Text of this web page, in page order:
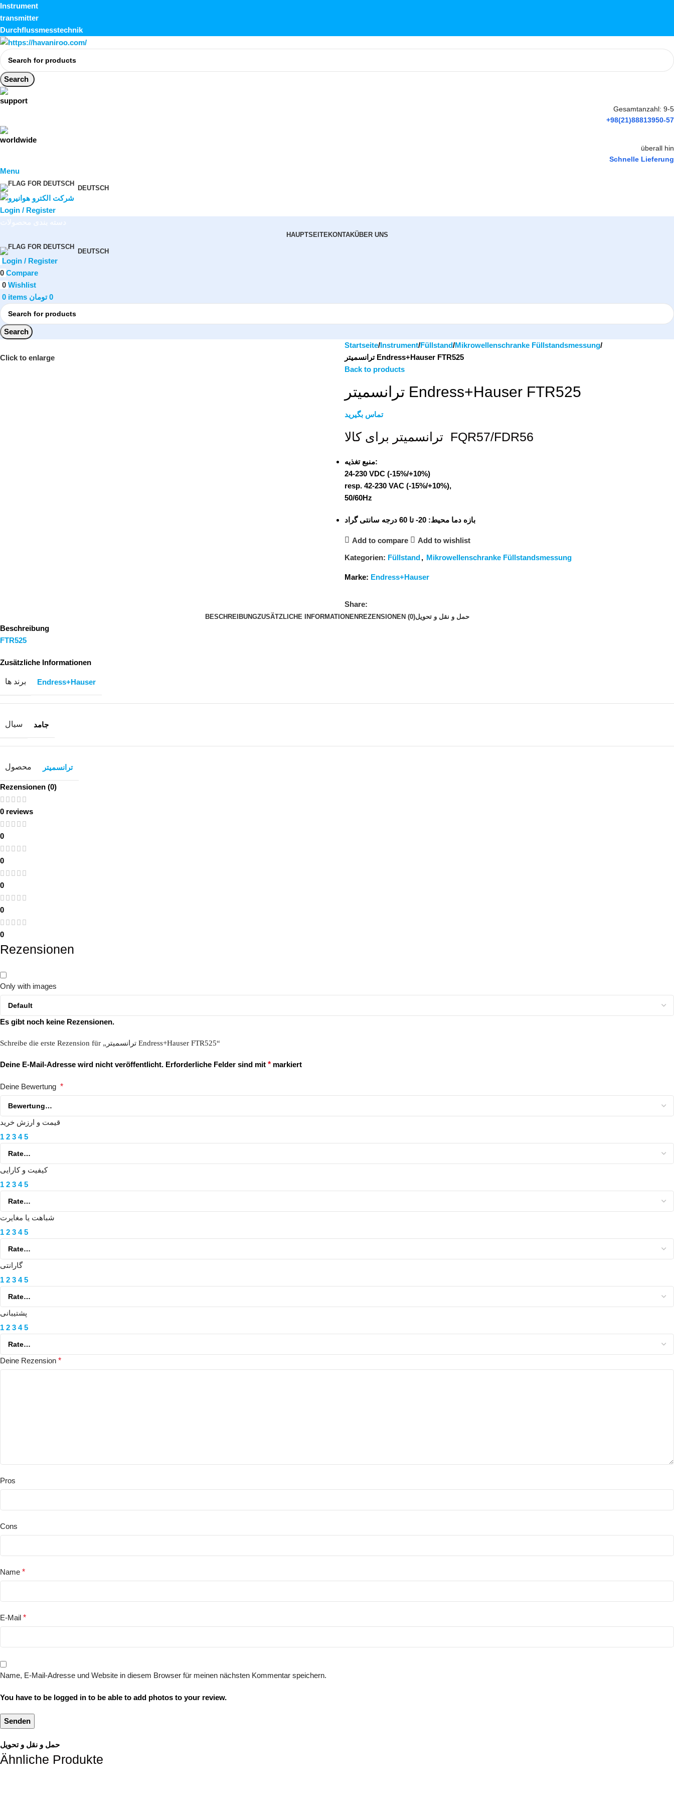
Instrument
transmitter
Durchflussmesstechnik
Search
Gesamtanzahl: 9-5
+98(21)88813950-57
überall hin
Schnelle Lieferung
Menu
DEUTSCH
Login / Register
HAUPTSEITEKONTAKÜBER UNS
DEUTSCH
Login / Register
0 Compare
0 Wishlist
0 items 0 تومان
Search
Click to enlarge
Startseite Instrument Füllstand Mikrowellenschranke Füllstandsmessung
ترانسمیتر Endress+Hauser FTR525
Back to products
ترانسمیتر Endress+Hauser FTR525
تماس بگیرید
ترانسمیتر برای کالا FQR57/FDR56
منبع تغذیه:
24-230 VDC (-15%/+10%)
resp. 42-230 VAC (-15%/+10%),
50/60Hz
بازه دما محیط:
Add to compare Add to wishlist
Kategorien: Füllstand, Mikrowellenschranke Füllstandsmessung
Marke: Endress+Hauser
Share:
BESCHREIBUNGZUSÄTZLICHE INFORMATIONEN REZENSIONEN (0)حمل و نقل و تحویل
Beschreibung
FTR525
Zusätzliche Informationen
برند ها Endress+Hauser
سیال جامد
محصول ترانسمیتر
Rezensionen (0)
0 reviews
0
0
0
0
0
Rezensionen
Only with images
Es gibt noch keine Rezensionen.
Schreibe die erste Rezension für „ترانسمیتر Endress+Hauser FTR525“
Deine E-Mail-Adresse wird nicht veröffentlicht. Erforderliche Felder sind mit * markiert
Deine Bewertung *
قیمت و ارزش خرید
1 2 3 4 5
کیفیت و کارایی
1 2 3 4 5
شباهت یا مغایرت
1 2 3 4 5
گارانتی
1 2 3 4 5
پشتیبانی
1 2 3 4 5
Deine Rezension *
Pros
Cons
Name *
E-Mail *
Name, E-Mail-Adresse und Website in diesem Browser für meinen nächsten Kommentar speichern.
You have to be logged in to be able to add photos to your review.
حمل و نقل و تحویل
Ähnliche Produkte